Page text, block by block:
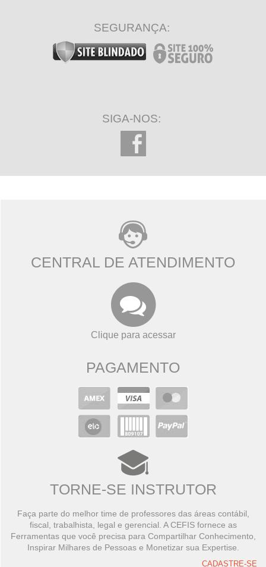
SEGURANÇA:
SIGA-NOS:
CENTRAL DE ATENDIMENTO
Clique para acessar
PAGAMENTO
TORNE-SE INSTRUTOR
Faça parte do melhor time de professores das áreas contábil,
fiscal, trabalhista, legal e gerencial. A CEFIS fornece as
Ferramentas que você precisa para Compartilhar Conhecimento,
Inspirar Milhares de Pessoas e Monetizar sua Expertise.
CADASTRE-SE